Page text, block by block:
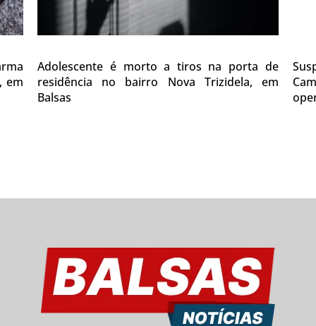
em
Adolescente é morto a tiros na porta de
residência no bairro Nova Trizidela, em
Balsas